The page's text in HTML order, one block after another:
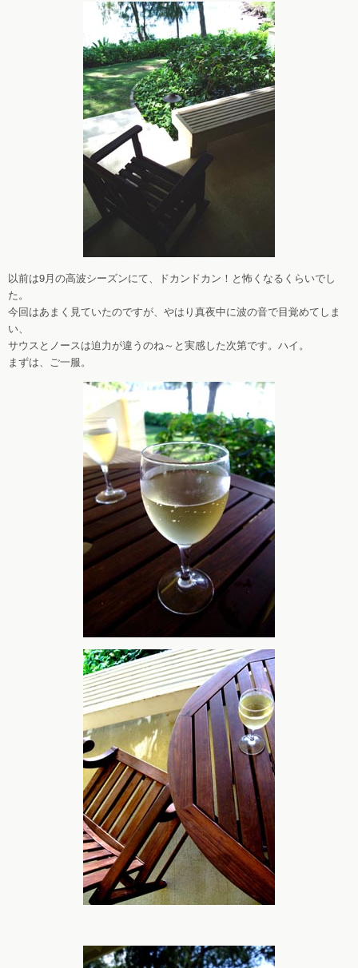
以前は9月の高波シーズンにて、ドカンドカン！と怖くなるくらいでし
た。
今回はあまく見ていたのですが、やはり真夜中に波の音で目覚めてしま
い、
サウスとノースは迫力が違うのね～と実感した次第です。ハイ。
まずは、ご一服。